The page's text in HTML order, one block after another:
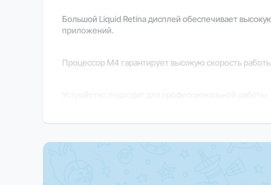
Большой Liquid Retina дисплей обеспечивает
приложений.
Процессор M4 гарантирует высокую скорость
Устройство подходит для профессиональной
В зависимости от региона поставки некоторые